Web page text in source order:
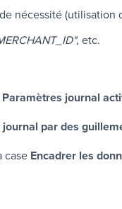
nécessité (utilisation
, etc.
Paramètres journal
par des
case Encadrer les